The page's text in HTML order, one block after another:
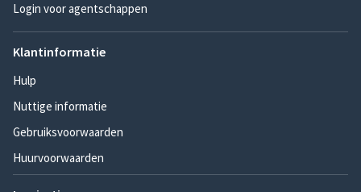
Login voor agentschappen
Klantinformatie
Hulp
Nuttige informatie
Gebruiksvoorwaarden
Huurvoorwaarden